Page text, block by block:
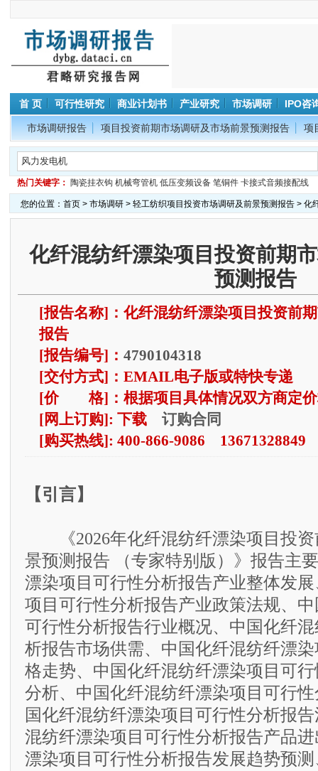
首 页 可行性研究 商业计划书 产业研究 市场调研 IPO咨
市场调研报告 项目投资前期市场调研及市场前景预测报告 项
热门关键字： 陶瓷挂衣钩 机械弯管机 低压变频设备 笔铜件 卡接式音频接配线
您的位置： 首页> 市场调研> 轻工纺织项目投资市场调研及前景预测报告> 化
化纤混纺纤漂染项目投资前期
预测报告
[报告名称]：化纤混纺纤漂染项目投资前
报告
[报告编号]： 4790104318
[交付方式]：EMAIL电子版或特快专递
[价 格]：根据项目具体情况双方商定
[网上订购]: 下载 订购合同
[购买热线]: 400-866-9086 13671328849
【引言】
《2026年化纤混纺纤漂染项目投资
景预测报告 （专家特别版）》报告主
漂染项目可行性分析报告产业整体发
项目可行性分析报告产业政策法规、
可行性分析报告行业概况、中国化纤
析报告市场供需、中国化纤混纺纤漂
格走势、中国化纤混纺纤漂染项目可
分析、中国化纤混纺纤漂染项目可行
国化纤混纺纤漂染项目可行性分析报
混纺纤漂染项目可行性分析报告产品
漂染项目可行性分析报告发展趋势预